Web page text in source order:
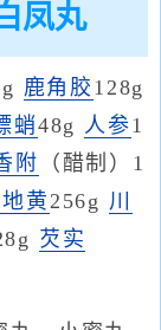
凤丸
鹿角胶 128g
蛸48g 人参1
附 （醋制）1
黄256g 川
芡实